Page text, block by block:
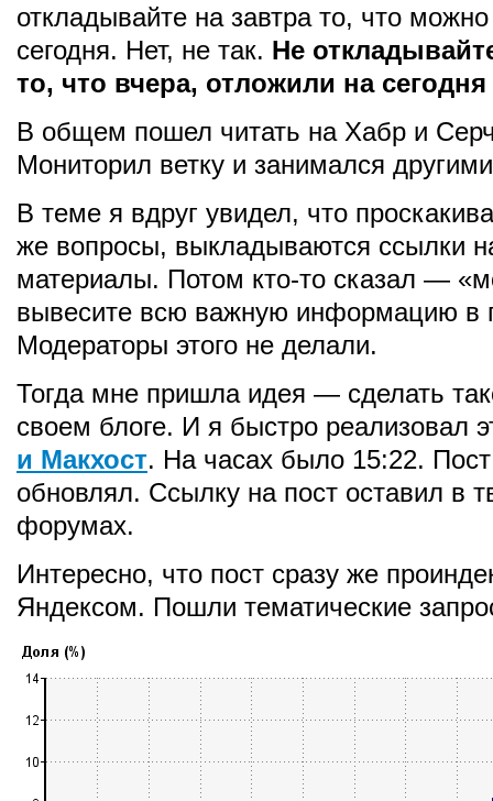
откладывайте на завтра то, что
сегодня. Нет, не так. Не
то, что вчера, отложили на сегодня
В общем пошел читать на Хабр и
Мониторил ветку и занимался
В теме я вдруг увидел, что
же вопросы, выкладываются ссылки
материалы. Потом кто-то сказал —
вывесите всю важную информацию в
Модераторы этого не делали.
Тогда мне пришла идея — сделать
своем блоге. И я быстро реализовал
и Макхост. На часах было 15:22.
обновлял. Ссылку на пост оставил в
форумах.
Интересно, что пост сразу же
Яндексом. Пошли тематические